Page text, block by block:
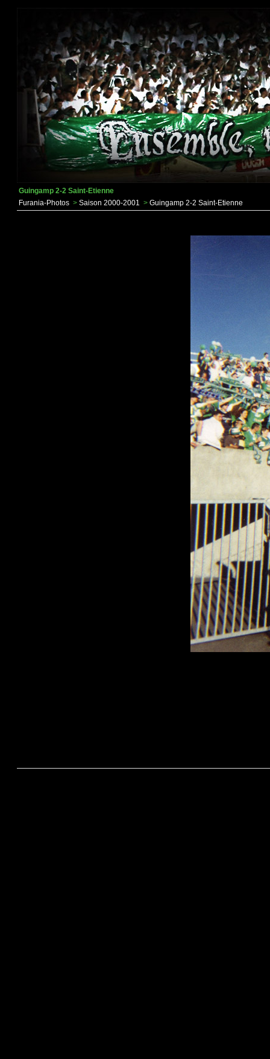
Guingamp 2-2 Saint-Etienne
Furania-Photos > Saison 2000-2001 > Guingamp 2-2 Saint-Etienne